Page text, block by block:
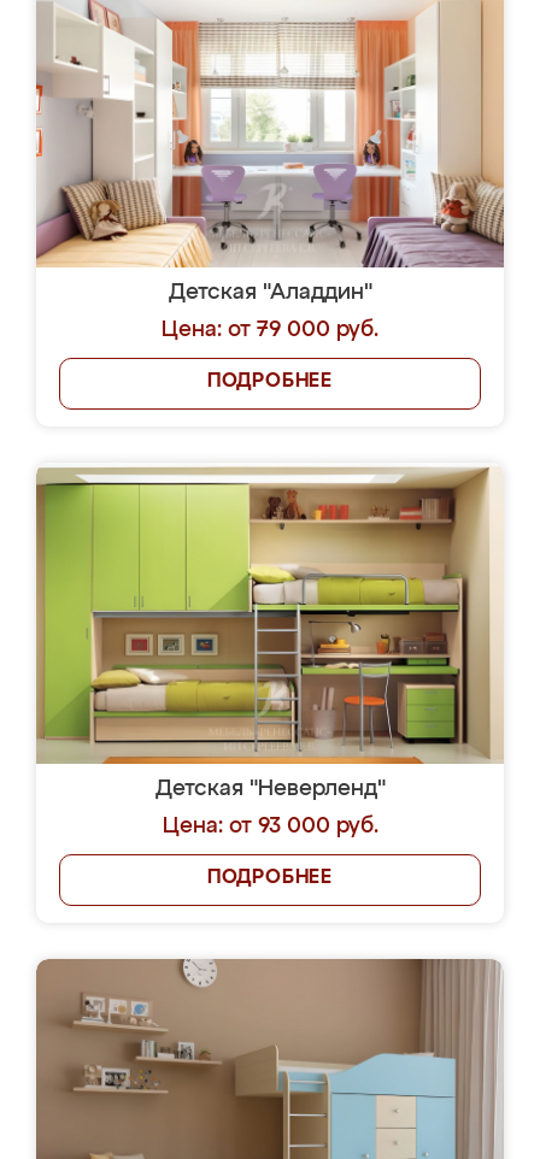
Детская "Аладдин"
Цена: от 79 000 руб.
ПОДРОБНЕЕ
Детская "Неверленд"
Цена: от 93 000 руб.
ПОДРОБНЕЕ